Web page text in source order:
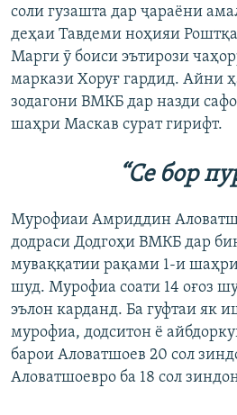
соли гузашта дар ҷараёни
деҳаи Тавдеми ноҳияи
Марги ӯ боиси эътирози
маркази Хоруғ гардид. Айни
зодагони ВМКБ дар назди
шаҳри Маскав сурат гирифт.
“Се бор
Мурофиаи Амриддин
додраси Додгоҳи ВМКБ дар
муваққатии рақами 1-и
шуд. Мурофиа соати 14 оғоз
эълон карданд. Ба гуфтаи як
мурофиа, додситон ё
барои Аловатшоев 20 сол
Аловатшоевро ба 18 сол